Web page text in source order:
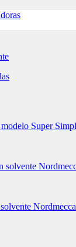
Super
solvente